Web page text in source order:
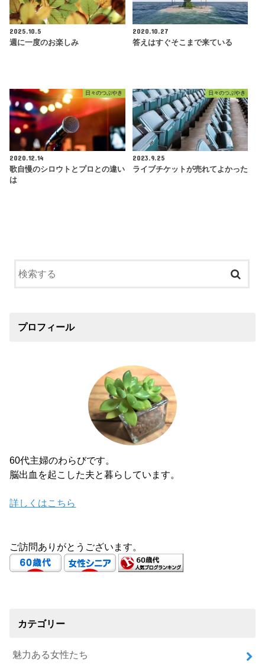
2025.10.5
週に一度のお楽しみ
2020.10.27
答えはすぐそこまで来ている
日々のつぶやき
2020.12.14
歌自慢のシロウトとプロとの違い
は
日々のつぶやき
2023.9.25
ライブチケットが売れてよかった
プロフィール
60代主婦のわらびです。
脳出血を起こした夫と暮らしています。
詳しくはこちら
ご訪問ありがとうございます。
カテゴリー
魅力ある女性たち